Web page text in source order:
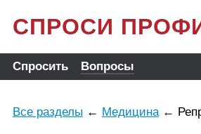
СПРОСИ
Спросить Вопросы
Все разделы ← Медицина←